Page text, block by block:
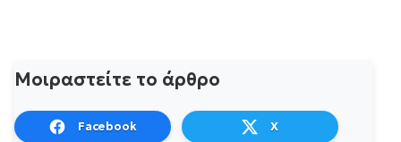
Μοιραστείτε το άρθρο
Facebook X